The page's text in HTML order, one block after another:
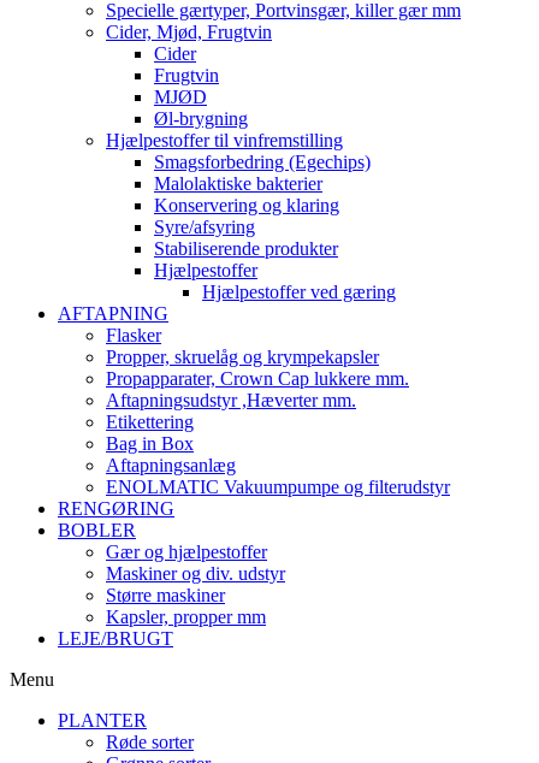
Specielle gærtyper, Portvinsgær, killer gær mm
Cider, Mjød, Frugtvin
Cider
Frugtvin
MJØD
Øl-brygning
Hjælpestoffer til vinfremstilling
Smagsforbedring (Egechips)
Malolaktiske bakterier
Konservering og klaring
Syre/afsyring
Stabiliserende produkter
Hjælpestoffer
Hjælpestoffer ved gæring
AFTAPNING
Flasker
Propper, skruelåg og krympekapsler
Propapparater, Crown Cap lukkere mm.
Aftapningsudstyr ,Hæverter mm.
Etikettering
Bag in Box
Aftapningsanlæg
ENOLMATIC Vakuumpumpe og filterudstyr
RENGØRING
BOBLER
Gær og hjælpestoffer
Maskiner og div. udstyr
Større maskiner
Kapsler, propper mm
LEJE/BRUGT
Menu
PLANTER
Røde sorter